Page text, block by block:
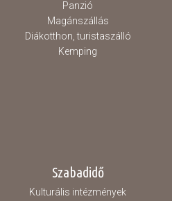
Panzió
Magánszállás
Diákotthon, turistaszálló
Kemping
Szabadidő
Kulturális intézmények